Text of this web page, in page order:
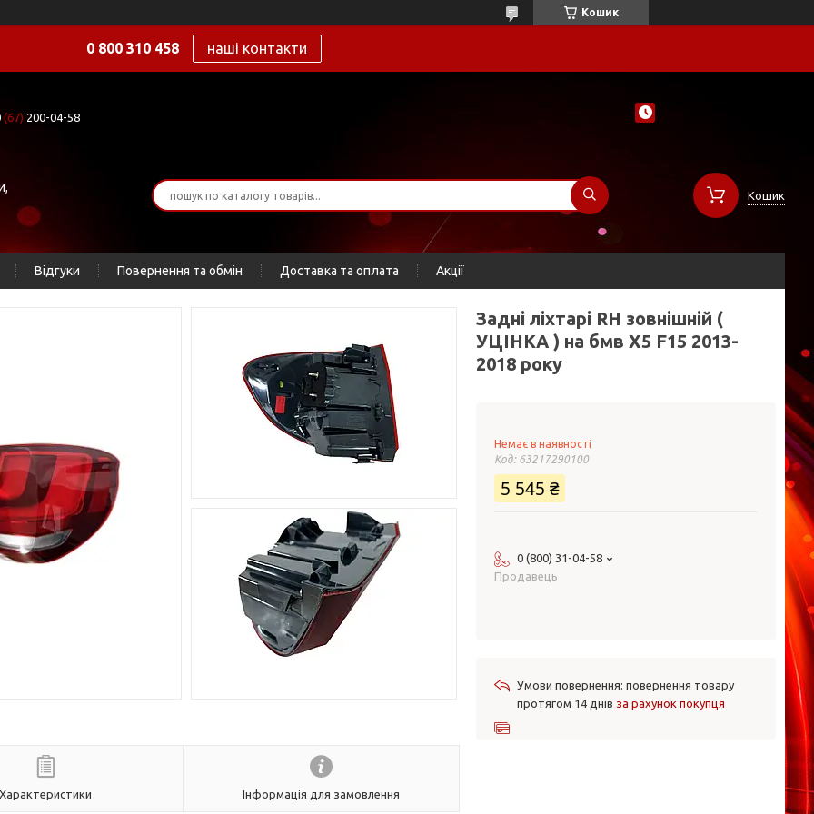
Кошик
0 800 310 458 наші контакти
(67) 200-04-58
Кошик
Відгуки Повернення та обмін Доставка та оплата Акції
Характеристики Інформація для замовлення
Задні ліхтарі RH зовнішній (
УЦІНКА ) на бмв X5 F15 2013-
2018 року
Немає в наявності
Код: 63217290100
5 545 ₴
0 (800) 31-04-58
Продавець
повернення товару
протягом 14 днів за рахунок покупця